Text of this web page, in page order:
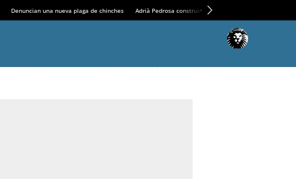
Denuncian una nueva plaga de chinches Adrià Pedrosa construirá la nueva residencia en el